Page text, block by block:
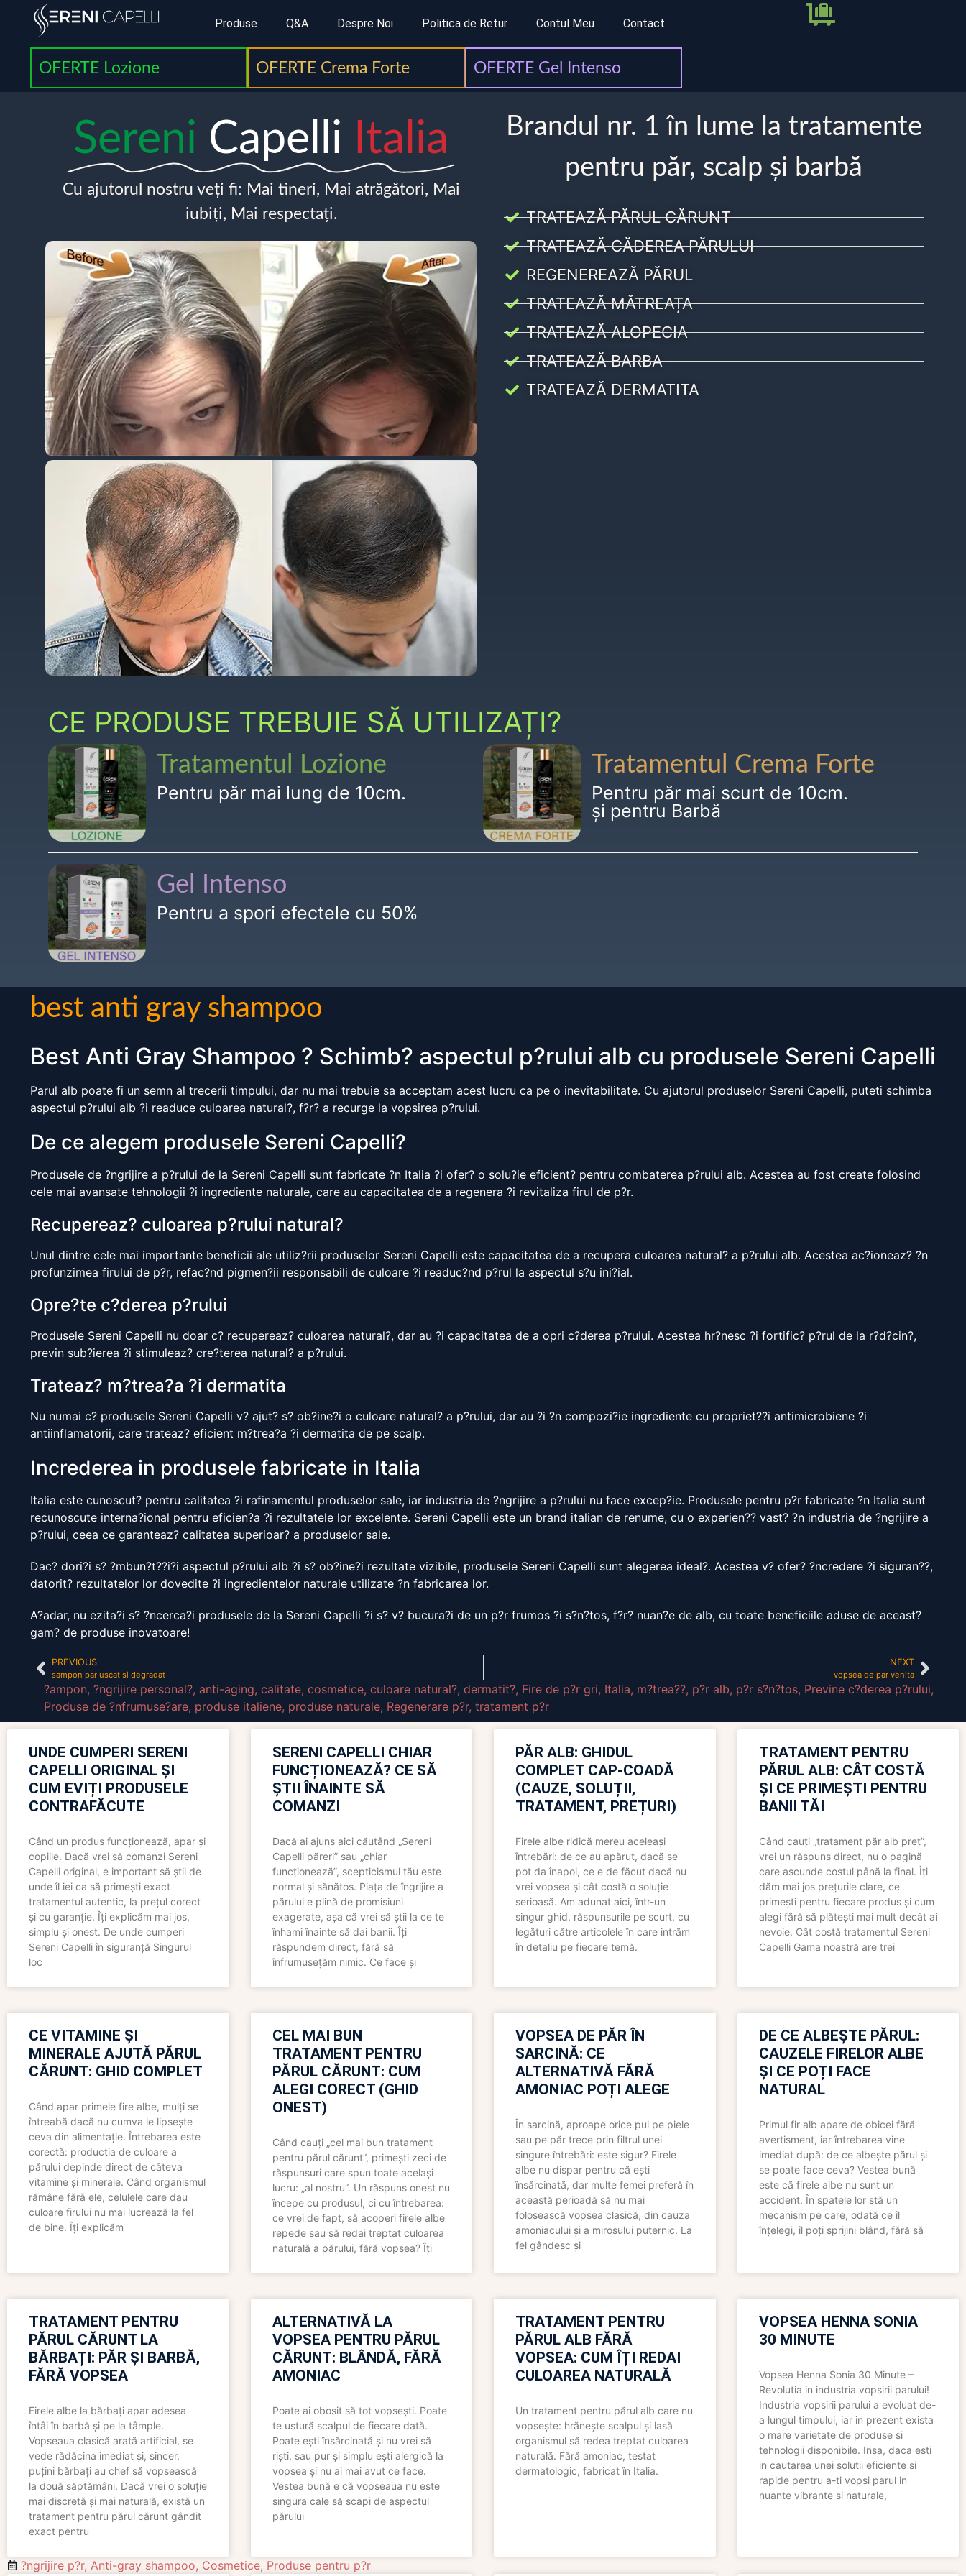
Produse Q&A Despre Noi Politica de Retur Contul Meu Contact
OFERTE Lozione OFERTE Crema Forte OFERTE Gel Intenso
Sereni Capelli Italia
Cu ajutorul nostru veți fi: Mai tineri, Mai atrăgători, Mai
iubiți, Mai respectați.
Brandul nr. 1 în lume la tratamente
pentru păr, scalp și barbă
TRATEAZĂ PĂRUL CĂRUNT
TRATEAZĂ CĂDEREA PĂRULUI
REGENEREAZĂ PĂRUL
TRATEAZĂ MĂTREAȚA
TRATEAZĂ ALOPECIA
TRATEAZĂ BARBA
TRATEAZĂ DERMATITA
CE PRODUSE TREBUIE SĂ UTILIZAȚI?
Tratamentul Lozione
Pentru păr mai lung de 10cm.
Tratamentul Crema Forte
Pentru păr mai scurt de 10cm.
și pentru Barbă
Gel Intenso
Pentru a spori efectele cu 50%
best anti gray shampoo
Best Anti Gray Shampoo ? Schimb? aspectul p?rului alb cu produsele Sereni Capelli
Parul alb poate fi un semn al trecerii timpului, dar nu mai trebuie sa acceptam acest lucru ca pe o inevitabilitate. Cu ajutorul produselor Sereni Capelli, puteti schimba
aspectul p?rului alb ?i readuce culoarea natural?, f?r? a recurge la vopsirea p?rului.
De ce alegem produsele Sereni Capelli?
Produsele de ?ngrijire a p?rului de la Sereni Capelli sunt fabricate ?n Italia ?i ofer? o solu?ie eficient? pentru combaterea p?rului alb. Acestea au fost create folosind
cele mai avansate tehnologii ?i ingrediente naturale, care au capacitatea de a regenera ?i revitaliza firul de p?r.
Recupereaz? culoarea p?rului natural?
Unul dintre cele mai importante beneficii ale utiliz?rii produselor Sereni Capelli este capacitatea de a recupera culoarea natural? a p?rului alb. Acestea ac?ioneaz? ?n
profunzimea firului de p?r, refac?nd pigmen?ii responsabili de culoare ?i readuc?nd p?rul la aspectul s?u ini?ial.
Opre?te c?derea p?rului
Produsele Sereni Capelli nu doar c? recupereaz? culoarea natural?, dar au ?i capacitatea de a opri c?derea p?rului. Acestea hr?nesc ?i fortific? p?rul de la r?d?cin?,
previn sub?ierea ?i stimuleaz? cre?terea natural? a p?rului.
Trateaz? m?trea?a ?i dermatita
Nu numai c? produsele Sereni Capelli v? ajut? s? ob?ine?i o culoare natural? a p?rului, dar au ?i ?n compozi?ie ingrediente cu propriet??i antimicrobiene ?i
antiinflamatorii, care trateaz? eficient m?trea?a ?i dermatita de pe scalp.
Increderea in produsele fabricate in Italia
Italia este cunoscut? pentru calitatea ?i rafinamentul produselor sale, iar industria de ?ngrijire a p?rului nu face excep?ie. Produsele pentru p?r fabricate ?n Italia sunt
recunoscute interna?ional pentru eficien?a ?i rezultatele lor excelente. Sereni Capelli este un brand italian de renume, cu o experien?? vast? ?n industria de ?ngrijire a
p?rului, ceea ce garanteaz? calitatea superioar? a produselor sale.
Dac? dori?i s? ?mbun?t??i?i aspectul p?rului alb ?i s? ob?ine?i rezultate vizibile, produsele Sereni Capelli sunt alegerea ideal?. Acestea v? ofer? ?ncredere ?i siguran??,
datorit? rezultatelor lor dovedite ?i ingredientelor naturale utilizate ?n fabricarea lor.
A?adar, nu ezita?i s? ?ncerca?i produsele de la Sereni Capelli ?i s? v? bucura?i de un p?r frumos ?i s?n?tos, f?r? nuan?e de alb, cu toate beneficiile aduse de aceast?
gam? de produse inovatoare!
PREVIOUS
sampon par uscat si degradat
NEXT
vopsea de par venita
?ampon, ?ngrijire personal?, anti-aging, calitate, cosmetice, culoare natural?, dermatit?, Fire de p?r gri, Italia, m?trea??, p?r alb, p?r s?n?tos, Previne c?derea p?rului,
Produse de ?nfrumuse?are, produse italiene, produse naturale, Regenerare p?r, tratament p?r
UNDE CUMPERI SERENI
CAPELLI ORIGINAL ȘI
CUM EVIȚI PRODUSELE
CONTRAFĂCUTE
Când un produs funcționează, apar și
copiile. Dacă vrei să comanzi Sereni
Capelli original, e important să știi de
unde îl iei ca să primești exact
tratamentul autentic, la prețul corect
și cu garanție. Îți explicăm mai jos,
simplu și onest. De unde cumperi
Sereni Capelli în siguranță Singurul
loc
SERENI CAPELLI CHIAR
FUNCȚIONEAZĂ? CE SĂ
ȘTII ÎNAINTE SĂ
COMANZI
Dacă ai ajuns aici căutând „Sereni
Capelli păreri” sau „chiar
funcționează”, scepticismul tău este
normal și sănătos. Piața de îngrijire a
părului e plină de promisiuni
exagerate, așa că vrei să știi la ce te
înhami înainte să dai banii. Îți
răspundem direct, fără să
înfrumusețăm nimic. Ce face și
PĂR ALB: GHIDUL
COMPLET CAP-COADĂ
(CAUZE, SOLUȚII,
TRATAMENT, PREȚURI)
Firele albe ridică mereu aceleași
întrebări: de ce au apărut, dacă se
pot da înapoi, ce e de făcut dacă nu
vrei vopsea și cât costă o soluție
serioasă. Am adunat aici, într-un
singur ghid, răspunsurile pe scurt, cu
legături către articolele în care intrăm
în detaliu pe fiecare temă.
TRATAMENT PENTRU
PĂRUL ALB: CÂT COSTĂ
ȘI CE PRIMEȘTI PENTRU
BANII TĂI
Când cauți „tratament păr alb preț”,
vrei un răspuns direct, nu o pagină
care ascunde costul până la final. Îți
dăm mai jos prețurile clare, ce
primești pentru fiecare produs și cum
alegi fără să plătești mai mult decât ai
nevoie. Cât costă tratamentul Sereni
Capelli Gama noastră are trei
CE VITAMINE ȘI
MINERALE AJUTĂ PĂRUL
CĂRUNT: GHID COMPLET
Când apar primele fire albe, mulți se
întreabă dacă nu cumva le lipsește
ceva din alimentație. Întrebarea este
corectă: producția de culoare a
părului depinde direct de câteva
vitamine și minerale. Când organismul
rămâne fără ele, celulele care dau
culoare firului nu mai lucrează la fel
de bine. Îți explicăm
CEL MAI BUN
TRATAMENT PENTRU
PĂRUL CĂRUNT: CUM
ALEGI CORECT (GHID
ONEST)
Când cauți „cel mai bun tratament
pentru părul cărunt”, primești zeci de
răspunsuri care spun toate același
lucru: „al nostru”. Un răspuns onest nu
începe cu produsul, ci cu întrebarea:
ce vrei de fapt, să acoperi firele albe
repede sau să redai treptat culoarea
naturală a părului, fără vopsea? Îți
VOPSEA DE PĂR ÎN
SARCINĂ: CE
ALTERNATIVĂ FĂRĂ
AMONIAC POȚI ALEGE
În sarcină, aproape orice pui pe piele
sau pe păr trece prin filtrul unei
singure întrebări: este sigur? Firele
albe nu dispar pentru că ești
însărcinată, dar multe femei preferă în
această perioadă să nu mai
folosească vopsea clasică, din cauza
amoniacului și a mirosului puternic. La
fel gândesc și
DE CE ALBEȘTE PĂRUL:
CAUZELE FIRELOR ALBE
ȘI CE POȚI FACE
NATURAL
Primul fir alb apare de obicei fără
avertisment, iar întrebarea vine
imediat după: de ce albește părul și
se poate face ceva? Vestea bună
este că firele albe nu sunt un
accident. În spatele lor stă un
mecanism pe care, odată ce îl
înțelegi, îl poți sprijini blând, fără să
TRATAMENT PENTRU
PĂRUL CĂRUNT LA
BĂRBAȚI: PĂR ȘI BARBĂ,
FĂRĂ VOPSEA
Firele albe la bărbați apar adesea
întâi în barbă și pe la tâmple.
Vopseaua clasică arată artificial, se
vede rădăcina imediat și, sincer,
puțini bărbați au chef să vopsească
la două săptămâni. Dacă vrei o soluție
mai discretă și mai naturală, există un
tratament pentru părul cărunt gândit
exact pentru
ALTERNATIVĂ LA
VOPSEA PENTRU PĂRUL
CĂRUNT: BLÂNDĂ, FĂRĂ
AMONIAC
Poate ai obosit să tot vopsești. Poate
te ustură scalpul de fiecare dată.
Poate ești însărcinată și nu vrei să
riști, sau pur și simplu ești alergică la
vopsea și nu ai mai avut ce face.
Vestea bună e că vopseaua nu este
singura cale să scapi de aspectul
părului
TRATAMENT PENTRU
PĂRUL ALB FĂRĂ
VOPSEA: CUM ÎȚI REDAI
CULOAREA NATURALĂ
Un tratament pentru părul alb care nu
vopsește: hrănește scalpul și lasă
organismul să redea treptat culoarea
naturală. Fără amoniac, testat
dermatologic, fabricat în Italia.
VOPSEA HENNA SONIA
30 MINUTE
Vopsea Henna Sonia 30 Minute –
Revolutia in industria vopsirii parului!
Industria vopsirii parului a evoluat de-
a lungul timpului, iar in prezent exista
o mare varietate de produse si
tehnologii disponibile. Insa, daca esti
in cautarea unei solutii eficiente si
rapide pentru a-ti vopsi parul in
nuante vibrante si naturale,
?ngrijire p?r, Anti-gray shampoo, Cosmetice, Produse pentru p?r